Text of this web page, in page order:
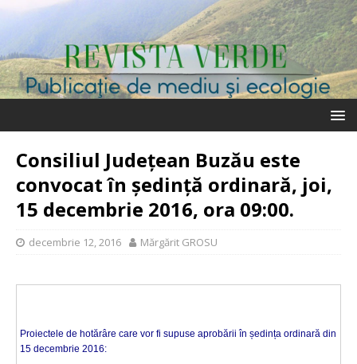
Consiliul Județean Buzău este
convocat în ședință ordinară, joi,
15 decembrie 2016, ora 09:00.
decembrie 12, 2016 Mărgărit GROSU
Proiectele de hotărâre care vor fi supuse aprobării în ședința ordinară din
15 decembrie 2016: